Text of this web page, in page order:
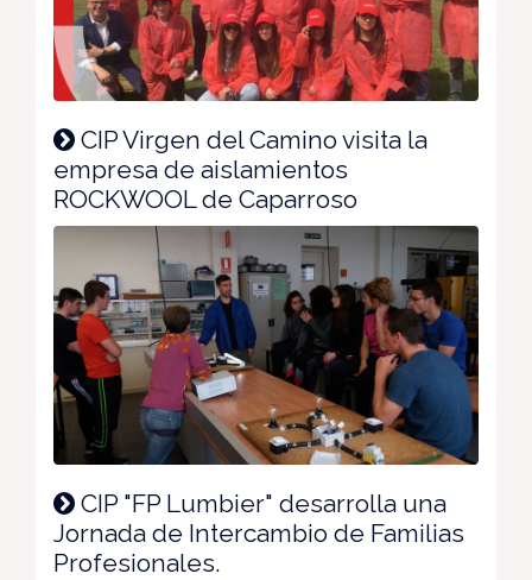
CIP Virgen del Camino visita la
empresa de aislamientos
ROCKWOOL de Caparroso
CIP "FP Lumbier" desarrolla una
Jornada de Intercambio de Familias
Profesionales.